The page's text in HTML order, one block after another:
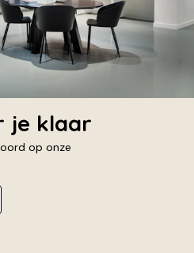
je klaar
op onze